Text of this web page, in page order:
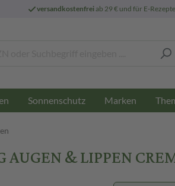
versandkostenfreiab 29 € und für E-Rezepte
Sonnenschutz Marken
& LIPPEN